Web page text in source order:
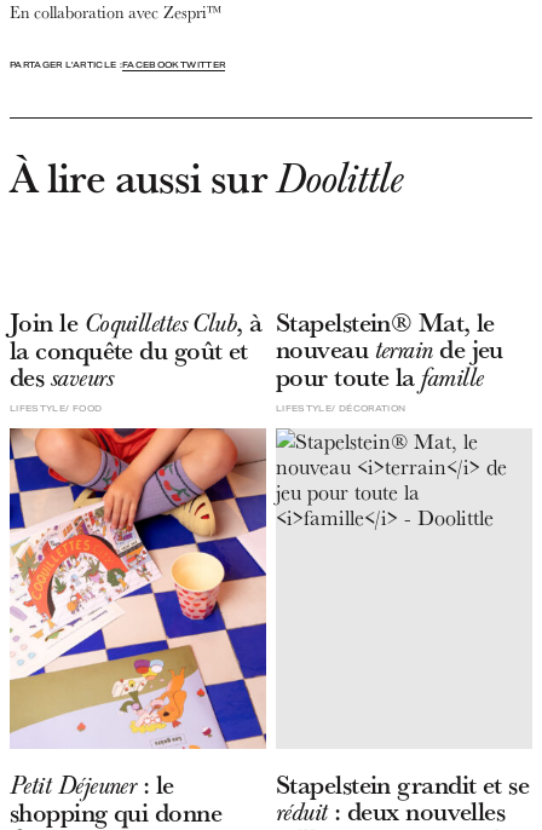
En collaboration avec Zespri™
PARTAGER L'ARTICLE :FACEBOOKTWITTER
À lire aussi surDoolittle
Join le Coquillettes Club, à
la conquête du goût et
dessaveurs
FOOD
LIFESTYLE
Stapelstein® Mat, le
nouveauterrainde jeu
pour toute lafamille
DÉCORATION
LIFESTYLE
Petit Déjeuner: le
shopping qui donne
Stapelstein grandit et se
réduit: deux nouvelles